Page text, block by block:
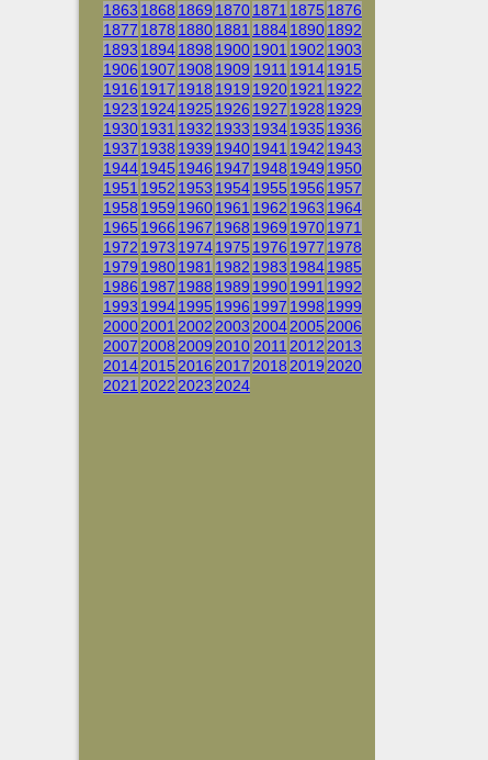
1863 1868 1869 18701871 1875 1876
1877 1878 18801881 188418901892
1893 18941898 19001901 1902 1903
1906 1907 1908 1909 1911 19141915
1916 1917 1918 1919 19201921 1922
1923 19241925 1926 1927 1928 1929
19301931 1932 1933 19341935 1936
1937 1938 1939 19401941 1942 1943
19441945 1946 1947 1948 1949 1950
1951 1952 1953 19541955 1956 1957
1958 1959 19601961 1962 1963 1964
1965 1966 1967 1968 1969 19701971
1972 1973 19741975 1976 1977 1978
1979 19801981 1982 1983 19841985
1986 1987 1988 1989 19901991 1992
1993 19941995 1996 1997 1998 1999
20002001 2002 2003 20042005 2006
2007 2008 2009 2010 2011 2012 2013
20142015 2016 2017 2018 2019 2020
2021 2022 2023 2024